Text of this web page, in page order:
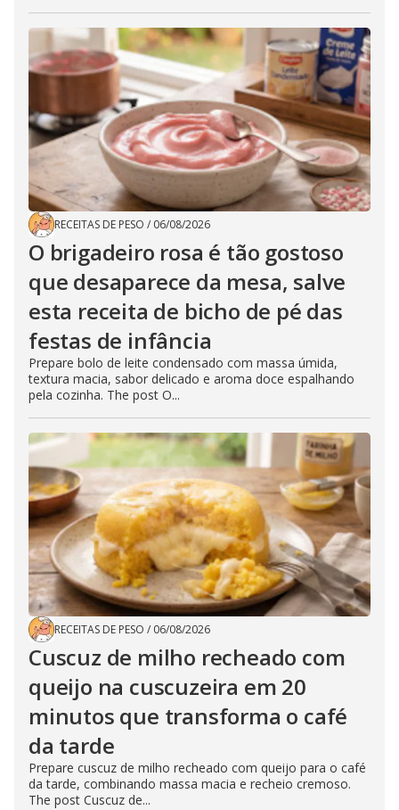
RECEITAS DE PESO / 06/08/2026
O brigadeiro rosa é tão gostoso
que desaparece da mesa, salve
esta receita de bicho de pé das
festas de infância
Prepare bolo de leite condensado com massa úmida,
textura macia, sabor delicado e aroma doce espalhando
pela cozinha. The post O...
RECEITAS DE PESO / 06/08/2026
Cuscuz de milho recheado com
queijo na cuscuzeira em 20
minutos que transforma o café
da tarde
Prepare cuscuz de milho recheado com queijo para o café
da tarde, combinando massa macia e recheio cremoso.
The post Cuscuz de...